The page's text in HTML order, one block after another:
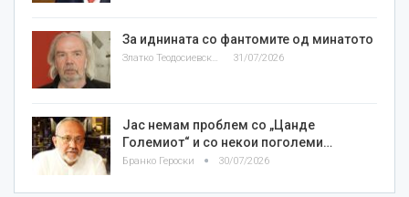
За иднината со фантомите од минатото
Златко Теодосиевски 31/07/2026
Јас немам проблем со „Цанде
Големиот“ и со некои поголеми…
Бранко Героски 30/07/2026